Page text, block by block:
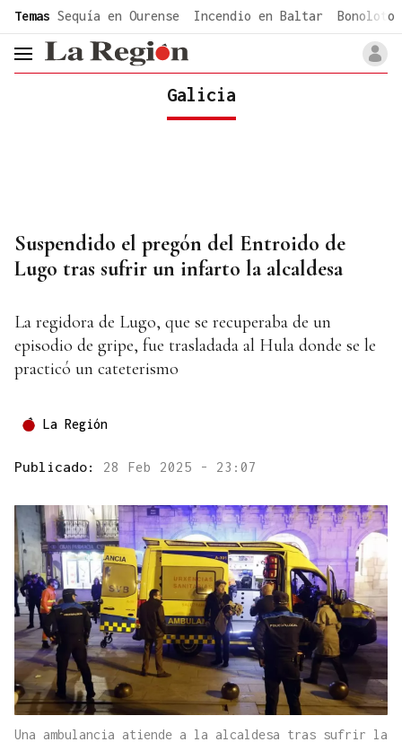
common.go-to-content
Temas Sequía en Ourense Incendio en Baltar Bonoloto
header.menu.open
Galicia
Suspendido el pregón del Entroido de
Lugo tras sufrir un infarto la alcaldesa
La regidora de Lugo, que se recuperaba de un
episodio de gripe, fue trasladada al Hula donde se le
practicó un cateterismo
La Región
Publicado: 28 Feb 2025 - 23:07
Una ambulancia atiende a la alcaldesa tras sufrir la